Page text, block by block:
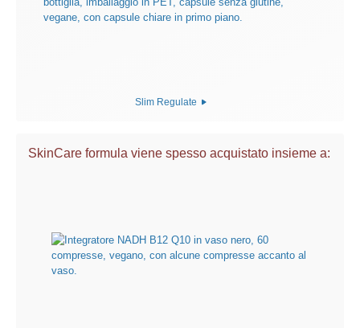
Slim Regulate
SkinCare formula viene spesso acquistato insieme a: